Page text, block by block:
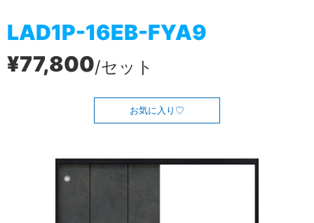
LAD1P-16EB-FYA9
¥77,800/セット
お気に入り